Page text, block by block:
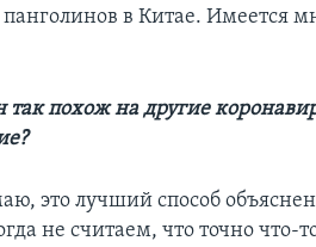
в Китае. Имеется
так похож на другие
это лучший способ
не считаем, что точно что-